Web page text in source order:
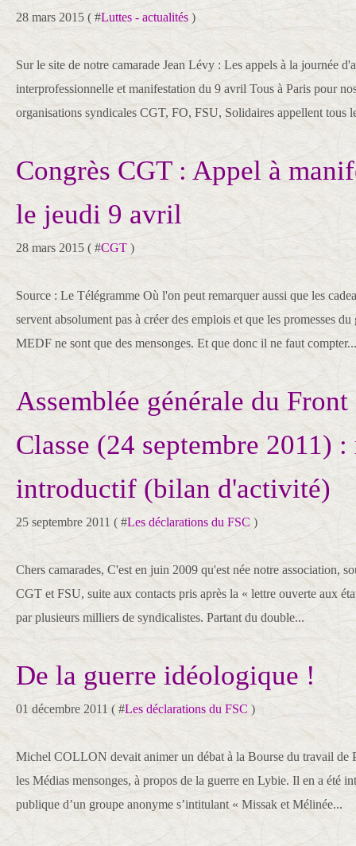
28 mars 2015 ( #Luttes - actualités )
Sur le site de notre camarade Jean Lévy : Les appels à la journée
interprofessionnelle et manifestation du 9 avril Tous à Paris pour
organisations syndicales CGT, FO, FSU, Solidaires appellent tous
Congrès CGT : Appel à
le jeudi 9 avril
28 mars 2015 ( #CGT )
Source : Le Télégramme Où l'on peut remarquer aussi que les
servent absolument pas à créer des emplois et que les promesses
MEDF ne sont que des mensonges. Et que donc il ne faut compter...
Assemblée générale du
Classe (24 septembre 2011)
introductif (bilan d'activité)
25 septembre 2011 ( #Les déclarations du FSC )
Chers camarades, C'est en juin 2009 qu'est née notre association,
CGT et FSU, suite aux contacts pris après la « lettre ouverte aux
par plusieurs milliers de syndicalistes. Partant du double...
De la guerre idéologique !
01 décembre 2011 ( #Les déclarations du FSC )
Michel COLLON devait animer un débat à la Bourse du travail de
les Médias mensonges, à propos de la guerre en Lybie. Il en a été
publique d’un groupe anonyme s’intitulant « Missak et Mélinée...